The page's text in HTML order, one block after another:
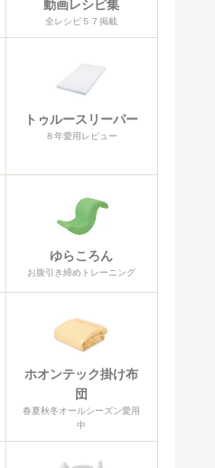
動画レシピ集
全レシピ５７掲載
トゥルースリーパー
８年愛用レビュー
ゆらころん
お腹引き締めトレーニング
ホオンテック掛け布
団
春夏秋冬オールシーズン愛用
中